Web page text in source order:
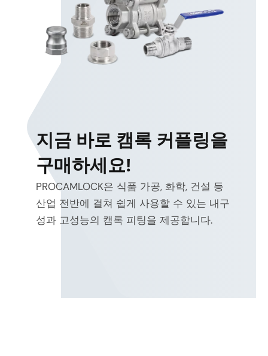
지금 바로 캠록 커플링을
구매하세요!
PROCAMLOCK은 식품 가공, 화학, 건설 등
산업 전반에 걸쳐 쉽게 사용할 수 있는 내구
성과 고성능의 캠록 피팅을 제공합니다.